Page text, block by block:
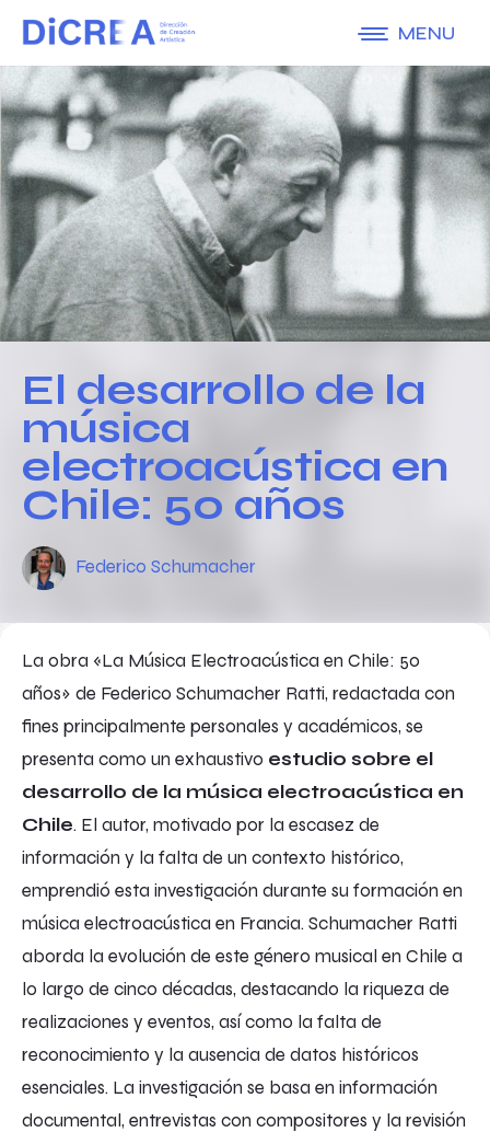
MENU
El desarrollo de la
música
electroacústica en
Chile: 50 años
Federico Schumacher
La obra «La Música Electroacústica en Chile: 50
años» de Federico Schumacher Ratti, redactada con
fines principalmente personales y académicos, se
presenta como un exhaustivo estudio sobre el
desarrollo de la música electroacústica en
Chile. El autor, motivado por la escasez de
información y la falta de un contexto histórico,
emprendió esta investigación durante su formación en
música electroacústica en Francia. Schumacher Ratti
aborda la evolución de este género musical en Chile a
lo largo de cinco décadas, destacando la riqueza de
realizaciones y eventos, así como la falta de
reconocimiento y la ausencia de datos históricos
esenciales. La investigación se basa en información
documental, entrevistas con compositores y la revisión